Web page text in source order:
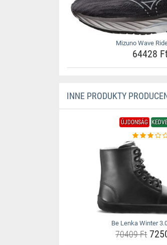
Mizuno Wave
64428
INNE PRODUKTY
ÚJDONSÁG
Be Lenka Winter
70409 Ft